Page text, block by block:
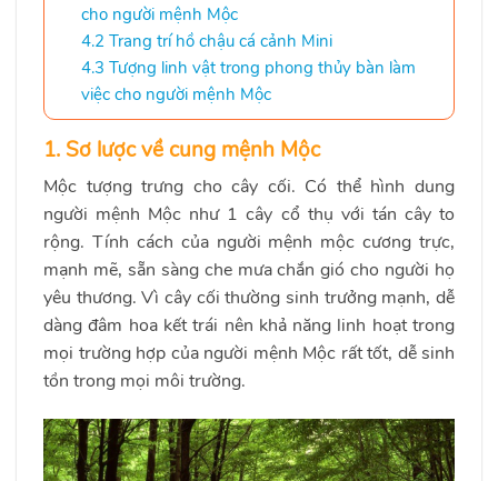
cho người mệnh Mộc
4.2 Trang trí hồ chậu cá cảnh Mini
4.3 Tượng linh vật trong phong thủy bàn làm
việc cho người mệnh Mộc
1. Sơ lược về cung mệnh Mộc
Mộc tượng trưng cho cây cối. Có thể hình dung
người mệnh Mộc như 1 cây cổ thụ với tán cây to
rộng. Tính cách của người mệnh mộc cương trực,
mạnh mẽ, sẵn sàng che mưa chắn gió cho người họ
yêu thương. Vì cây cối thường sinh trưởng mạnh, dễ
dàng đâm hoa kết trái nên khả năng linh hoạt trong
mọi trường hợp của người mệnh Mộc rất tốt, dễ sinh
tồn trong mọi môi trường.